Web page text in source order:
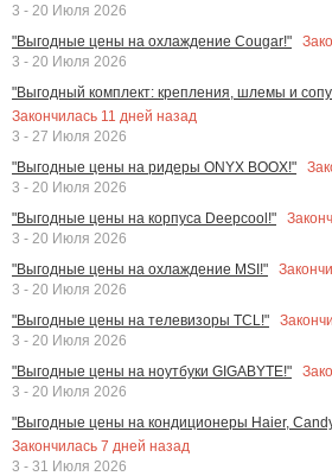
3 - 20 Июля 2026
"Выгодные цены на охлаждение Cougar!"
3 - 20 Июля 2026
"Выгодный комплект: крепления, шлемы и
Закончилась 11 дней назад
3 - 27 Июля 2026
"Выгодные цены на ридеры ONYX BOOX!"
3 - 20 Июля 2026
"Выгодные цены на корпуса Deepcool!"
3 - 20 Июля 2026
"Выгодные цены на охлаждение MSI!"
3 - 20 Июля 2026
"Выгодные цены на телевизоры TCL!"
3 - 20 Июля 2026
"Выгодные цены на ноутбуки GIGABYTE!"
3 - 20 Июля 2026
"Выгодные цены на кондиционеры Haier,
Закончилась 7 дней назад
3 - 31 Июля 2026